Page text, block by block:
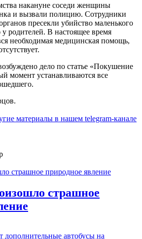
накануне соседи женщины
и вызвали полицию. Сотрудники
пресекли убийство маленького
у родителей. В настоящее время
необходимая медицинская помощь,
дело по статье «Покушение
момент устанавливаются все
материалы в нашем telegram-канале
страшное